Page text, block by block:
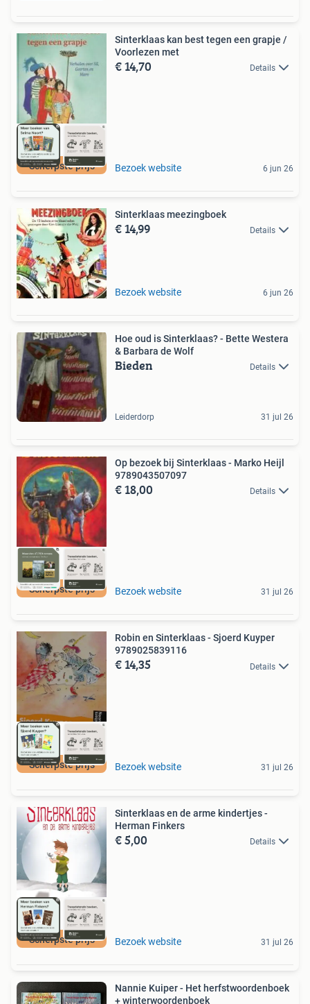
Scherpste prijs
Sinterklaas kan best tegen een grapje /
Voorlezen met
€ 14,70 Details
Bezoek website 6 jun 26
Sinterklaas meezingboek
€ 14,99 Details
Bezoek website 6 jun 26
Hoe oud is Sinterklaas? - Bette Westera
& Barbara de Wolf
Bieden Details
Leiderdorp 31 jul 26
Scherpste prijs
Op bezoek bij Sinterklaas - Marko Heijl
9789043507097
€ 18,00 Details
Bezoek website 31 jul 26
Scherpste prijs
Robin en Sinterklaas - Sjoerd Kuyper
9789025839116
€ 14,35 Details
Bezoek website 31 jul 26
Scherpste prijs
Sinterklaas en de arme kindertjes -
Herman Finkers
€ 5,00 Details
Bezoek website 31 jul 26
Nannie Kuiper - Het herfstwoordenboek
+ winterwoordenboek